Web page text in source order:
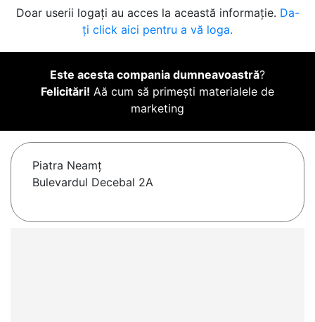
Doar userii logați au acces la această informație. Da-
ți click aici pentru a vă loga.
Este acesta compania dumneavoastră?
Felicitări! Aă cum să primești materialele de
marketing
Piatra Neamţ
Bulevardul Decebal 2A